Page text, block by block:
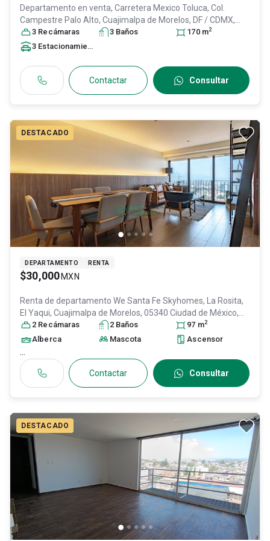
Departamento en venta, Carretera Mexico Toluca, Col.
Campestre Palo Alto, Cuajimalpa de Morelos, DF / CDMX,
México, C.P. 05119 , ID: 31394160
3 Recámaras 3 Baños 170 m2
3 Estacionamiento
Contactar Consultar
DESTACADO
DEPARTAMENTO RENTA
$30,000 MXN
Renta de departamento We Santa Fe Skyhomes, La Rosita,
El Yaqui, Cuajimalpa de Morelos, 05340 Ciudad de México,
CDMX, Col. El Molinito, Cuajimalpa de Morelos, DF / CDMX
México, C.P. 05310 , ID:31638953
2 Recámaras 2 Baños 97 m2
Alberca Mascota Ascensor
...
Contactar Consultar
DESTACADO